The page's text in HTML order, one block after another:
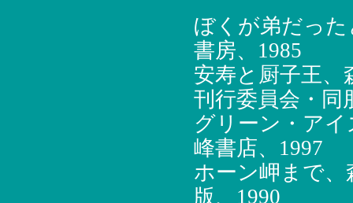
ぼくが弟だっ
書房、1985
安寿と厨子王、
刊行委員会・同
グリーン・ア
峰書店、1997
ホーン岬まで、
版、1990